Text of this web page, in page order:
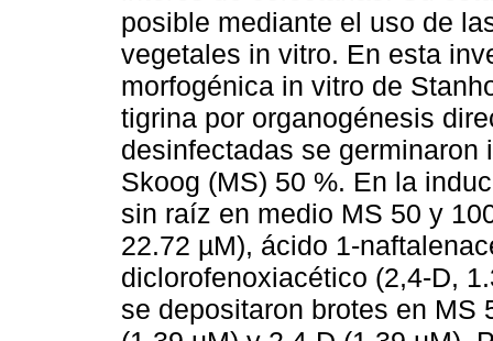
posible mediante el uso de
vegetales in vitro. En esta
morfogénica in vitro de
tigrina por organogénesis
desinfectadas se
Skoog (MS) 50 %. En la
sin raíz en medio MS 50 y
22.72 µM), ácido 1-
diclorofenoxiacético (2,4-D,
se depositaron brotes en MS